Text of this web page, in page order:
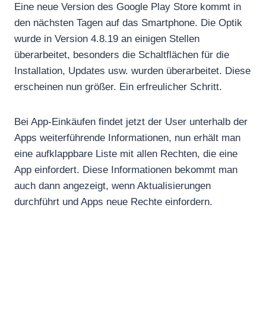
Eine neue Version des Google Play Store kommt in
den nächsten Tagen auf das Smartphone. Die Optik
wurde in Version 4.8.19 an einigen Stellen
überarbeitet, besonders die Schaltflächen für die
Installation, Updates usw. wurden überarbeitet. Diese
erscheinen nun größer. Ein erfreulicher Schritt.
Bei App-Einkäufen findet jetzt der User unterhalb der
Apps weiterführende Informationen, nun erhält man
eine aufklappbare Liste mit allen Rechten, die eine
App einfordert. Diese Informationen bekommt man
auch dann angezeigt, wenn Aktualisierungen
durchführt und Apps neue Rechte einfordern.